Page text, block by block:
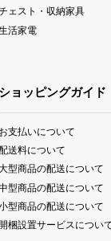
ェスト・収納家具
活家電
ショッピングガイド
お支払いについて
送料について
型商品の配送について
型商品の配送について
型商品の配送について
開梱設置サービスについ